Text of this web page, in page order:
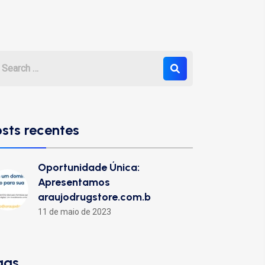
recentes
Oportunidade Única:
Apresentamos
araujodrugstore.com.b
11 de maio de 2023